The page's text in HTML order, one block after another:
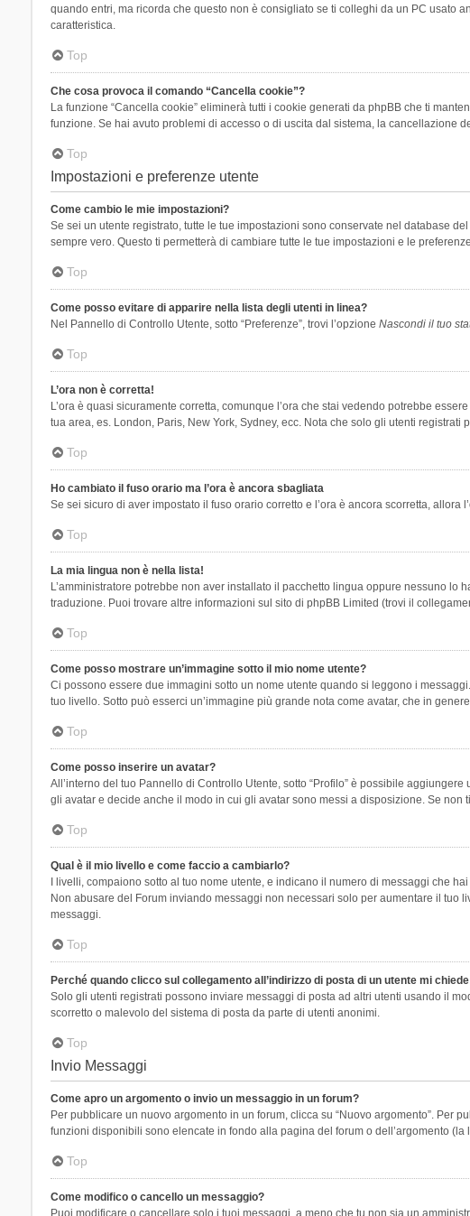
quando entri, ma ricorda che questo non è consigliato se ti colleghi da un PC usato
caratteristica.
Top
Che cosa provoca il comando “Cancella cookie”?
La funzione “Cancella cookie” eliminerà tutti i cookie generati da phpBB che ti
funzione. Se hai avuto problemi di accesso o di uscita dal sistema, la cancellazione
Top
Impostazioni e preferenze utente
Come cambio le mie impostazioni?
Se sei un utente registrato, tutte le tue impostazioni sono conservate nel database
sempre vero. Questo ti permetterà di cambiare tutte le tue impostazioni e le
Top
Come posso evitare di apparire nella lista degli utenti in linea?
Nel Pannello di Controllo Utente, sotto “Preferenze”, trovi l’opzione Nascondi il tuo
Top
L’ora non è corretta!
L’ora è quasi sicuramente corretta, comunque l’ora che stai vedendo potrebbe
tua area, es. London, Paris, New York, Sydney, ecc. Nota che solo gli utenti
Top
Ho cambiato il fuso orario ma l’ora è ancora sbagliata
Se sei sicuro di aver impostato il fuso orario corretto e l’ora è ancora scorretta,
Top
La mia lingua non è nella lista!
L’amministratore potrebbe non aver installato il pacchetto lingua oppure nessuno
traduzione. Puoi trovare altre informazioni sul sito di phpBB Limited (trovi il
Top
Come posso mostrare un’immagine sotto il mio nome utente?
Ci possono essere due immagini sotto un nome utente quando si leggono i
tuo livello. Sotto può esserci un’immagine più grande nota come avatar, che in
Top
Come posso inserire un avatar?
All’interno del tuo Pannello di Controllo Utente, sotto “Profilo” è possibile
gli avatar e decide anche il modo in cui gli avatar sono messi a disposizione. Se
Top
Qual è il mio livello e come faccio a cambiarlo?
I livelli, compaiono sotto al tuo nome utente, e indicano il numero di messaggi che
Non abusare del Forum inviando messaggi non necessari solo per aumentare il tuo
messaggi.
Top
Perché quando clicco sul collegamento all’indirizzo di posta di un utente mi
Solo gli utenti registrati possono inviare messaggi di posta ad altri utenti usando il
scorretto o malevolo del sistema di posta da parte di utenti anonimi.
Top
Invio Messaggi
Come apro un argomento o invio un messaggio in un forum?
Per pubblicare un nuovo argomento in un forum, clicca su “Nuovo argomento”. Per
funzioni disponibili sono elencate in fondo alla pagina del forum o dell’argomento (la
Top
Come modifico o cancello un messaggio?
Puoi modificare o cancellare solo i tuoi messaggi, a meno che tu non sia un